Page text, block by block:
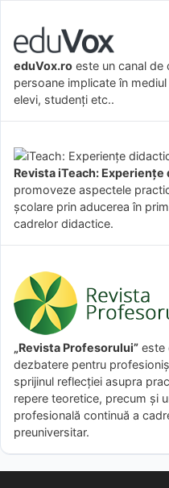
eduVox.ro este un canal de
persoane implicate în
elevi, studenți etc..
Revista iTeach: Experienţe
promoveze aspectele
şcolare prin aducerea în
cadrelor didactice.
„Revista Profesorului” este
dezbatere pentru
sprijinul reflecției asupra
repere teoretice, precum și
profesională continuă a
preuniversitar.